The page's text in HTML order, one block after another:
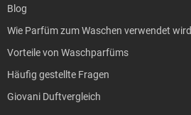
Blog
Wie Parfüm zum Waschen verwendet wird
Vorteile von Waschparfüms
Häufig gestellte Fragen
Giovani Duftvergleich